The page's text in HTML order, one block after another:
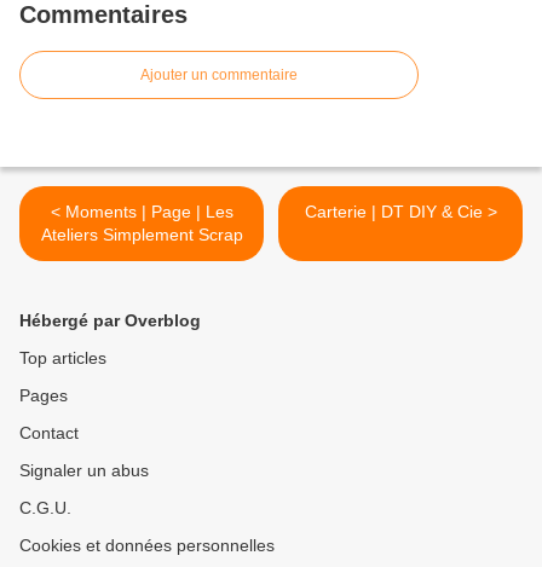
Commentaires
Ajouter un commentaire
< Moments | Page | Les
Ateliers Simplement Scrap
Carterie | DT DIY & Cie >
Hébergé par Overblog
Top articles
Pages
Contact
Signaler un abus
C.G.U.
Cookies et données personnelles